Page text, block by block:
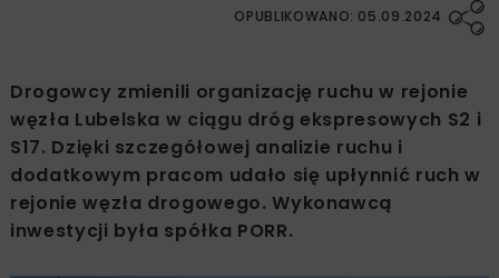
OPUBLIKOWANO: 05.09.2024
Drogowcy zmienili organizację ruchu w rejonie
węzła Lubelska w ciągu dróg ekspresowych S2 i
S17. Dzięki szczegółowej analizie ruchu i
dodatkowym pracom udało się upłynnić ruch w
rejonie węzła drogowego. Wykonawcą
inwestycji była spółka PORR.